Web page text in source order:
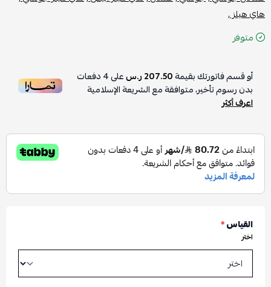
هاي هيلز ,
متوفر
أو قسم فاتورتك بقيمة207.50 ر.س على4دفعات
بدون رسوم تأخير، متوافقة مع الشريعة الإسلامية
اعرف أكثر
القياس*
اختر